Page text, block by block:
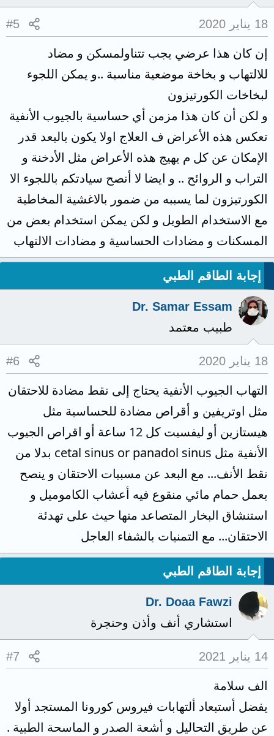
18 يناير 2020 #5
إن كان هذا عرضي يجب تتناولمسكن و مضاد
للالتهاب و بخاخة موضعية مناسبة ..و يمكن اللجوء
لبخاخات الكورتيزون
و لكن أن كان هذا مزمن أي حساسية بالجيوب الأنفية
تعكس هذه الأعراض ف العلاج اولا يكون بالبعد قدر
الإمكان عن كل م يهيج هذه الأعراض مثل الأدخنة و
التراب و الروائح .. و ايضا لا أنصح سيادتكم باللجوء الا
الكورتيزون لما يسببه من ضمور بالاغشية المخاطية
مع الاستخدام الطويل و لكن يمكن استخدام بعض من
المسكنات و مضادات الحساسية و مضادات الالتهاب
إجابة الطاقم الطبي
Dr. Samar Essam
طبيب معتمد
18 يناير 2020 #6
التهاب الجيوب الأنفية يحتاج إلى نقط مضادة للاحتقان
مثل اوتريفين و أقراص مضادة للحساسية مثل
هيستازين أو ليفسيت كل 12 ساعة أو اقراص الجيوب
الأنفية مثل cetal sinus or panadol sinus بدلا من
نقط الأنف... مع البعد عن مسببات الاحتقان و ينصح
بعمل حمام مائي منقوع فيه أعشاب الكاموميل و
استنشاق البخار المتصاعد منها حيث على تهدئة
الاحتقان... مع التمنيات بالشفاء العاجل
إجابة الطاقم الطبي
Dr. Doaa Fawzi
استشاري أنف وأذن وحنجرة
14 يناير 2021 #7
الف سلامة
يفضل أستبعاد ألتهابات فيروس كورونا المستجد أولا
عن طريق التحاليل و أشعة الصدر و الماسحة الطبية .